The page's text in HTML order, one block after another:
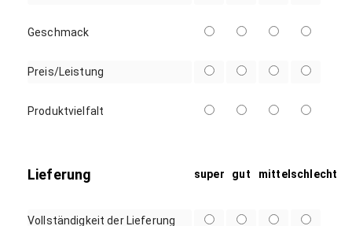
Geschmack
Preis/Leistung
Produktvielfalt
Lieferung super gut mittel schlecht
Vollständigkeit der Lieferung